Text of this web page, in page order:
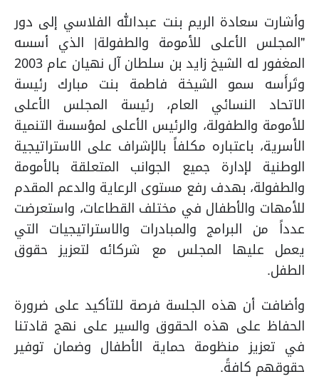
وأشارت سعادة الريم بنت عبدالله الفلاسي إلى دور
"المجلس الأعلى للأمومة والطفولة| الذي أسسه
المغفور له الشيخ زايد بن سلطان آل نهيان عام 2003
وتَرأَسه سمو الشيخة فاطمة بنت مبارك رئيسة
الاتحاد النسائي العام، رئيسة المجلس الأعلى
للأمومة والطفولة، والرئيس الأعلى لمؤسسة التنمية
الأسرية، باعتباره مكلفاً بالإشراف على الاستراتيجية
الوطنية لإدارة جميع الجوانب المتعلقة بالأمومة
والطفولة، بهدف رفع مستوى الرعاية والدعم المقدم
للأمهات والأطفال في مختلف القطاعات، واستعرضت
عدداً من البرامج والمبادرات والاستراتيجيات التي
يعمل عليها المجلس مع شركائه لتعزيز حقوق
الطفل.
وأضافت أن هذه الجلسة فرصة للتأكيد على ضرورة
الحفاظ على هذه الحقوق والسير على نهج قادتنا
في تعزيز منظومة حماية الأطفال وضمان توفير
حقوقهم كافةً.